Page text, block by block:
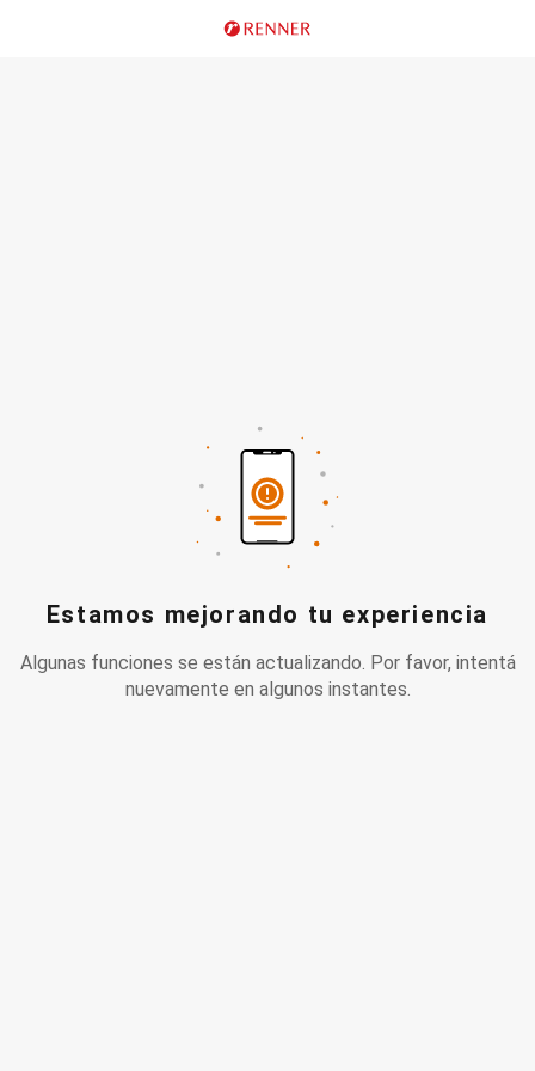
Estamos mejorando tu experiencia
Algunas funciones se están actualizando. Por favor, intentá
nuevamente en algunos instantes.